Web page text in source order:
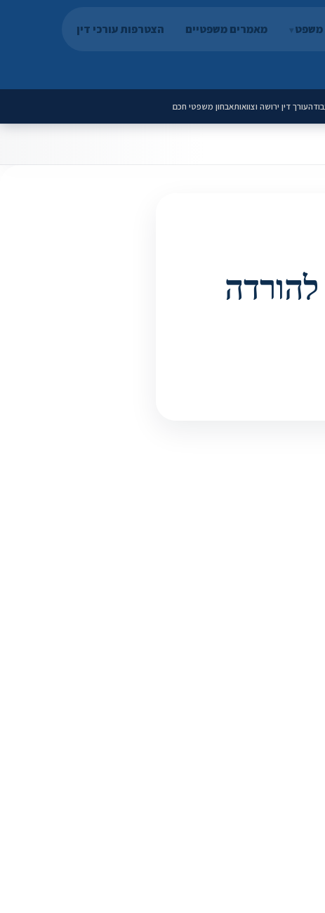
משפט מאמרים משפטיים הצטרפות עורכי דין
עורך דין ירושה וצוואותאבחון משפטי חכם
מלאה להורדה